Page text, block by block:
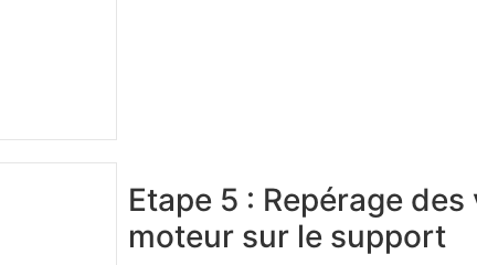
Etape 5 : Repérage
moteur sur le support